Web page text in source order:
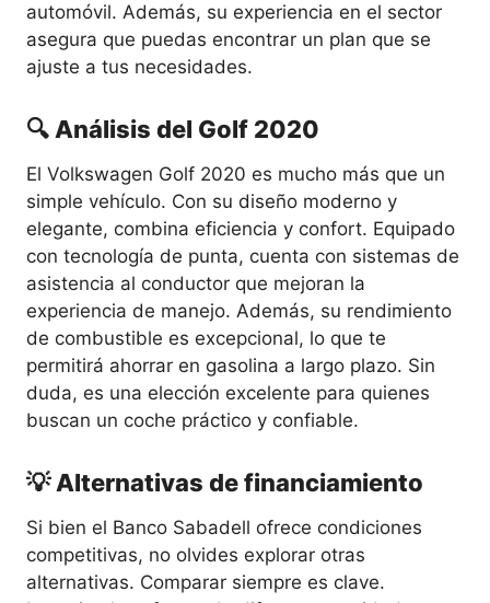
automóvil. Además, su experiencia en el sector
asegura que puedas encontrar un plan que se
ajuste a tus necesidades.
🔍 Análisis del Golf 2020
El Volkswagen Golf 2020 es mucho más que un
simple vehículo. Con su diseño moderno y
elegante, combina eficiencia y confort. Equipado
con tecnología de punta, cuenta con sistemas de
asistencia al conductor que mejoran la
experiencia de manejo. Además, su rendimiento
de combustible es excepcional, lo que te
permitirá ahorrar en gasolina a largo plazo. Sin
duda, es una elección excelente para quienes
buscan un coche práctico y confiable.
💡 Alternativas de financiamiento
Si bien el Banco Sabadell ofrece condiciones
competitivas, no olvides explorar otras
alternativas. Comparar siempre es clave.